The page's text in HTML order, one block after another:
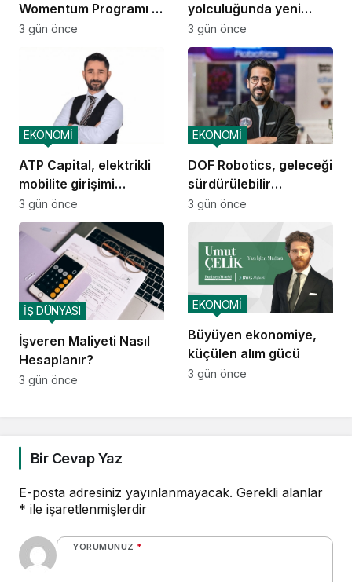
Womentum Programı 5
yılda yaklaşık 11 bin
3 gün önce
yolculuğunda yeni
dönem
3 gün önce
ATP Capital, elektrikli
mobilite girişimi
Voltivo’yu kuruyor
EKONOMİ
3 gün önce
DOF Robotics, geleceği
sürdürülebilir
teknolojiyle tasarlıyor
EKONOMİ
3 gün önce
İşveren Maliyeti Nasıl
Hesaplanır?
İŞ DÜNYASI
3 gün önce
Büyüyen ekonomiye,
küçülen alım gücü
EKONOMİ
3 gün önce
Bir Cevap Yaz
E-posta adresiniz yayınlanmayacak. Gerekli alanlar
* ile işaretlenmişlerdir
YORUMUNUZ *